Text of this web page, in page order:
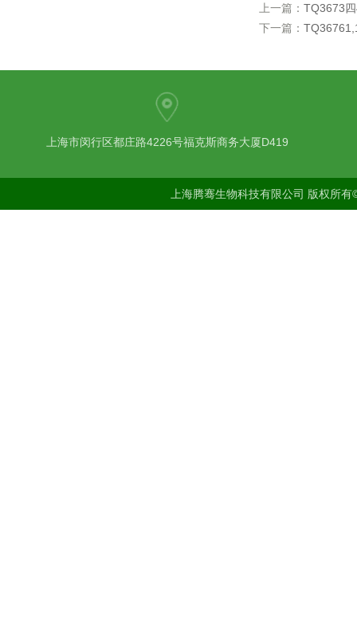
上一篇： TQ3673
下一篇：
上海市闵行区都庄路4226号福克斯商务大厦D419
上海腾骞生物科技有限公司 版权所